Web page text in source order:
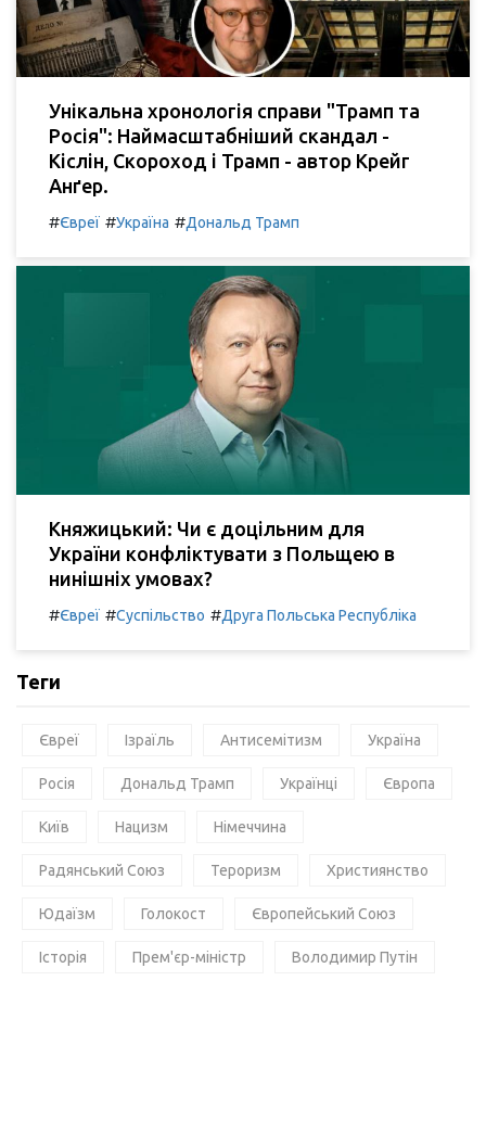
Унікальна хронологія справи "Трамп та
Росія": Наймасштабніший скандал -
Кіслін, Скороход і Трамп - автор Крейг
Анґер.
#Євреї #Україна #Дональд Трамп
Княжицький: Чи є доцільним для
України конфліктувати з Польщею в
нинішніх умовах?
#Євреї #Суспільство #Друга Польська Республіка
Теги
Євреї Ізраїль Антисемітизм Україна
Росія Дональд Трамп Українці Європа
Київ Нацизм Німеччина
Радянський Союз Тероризм Християнство
Юдаїзм Голокост Європейський Союз
Історія Прем'єр-міністр Володимир Путін